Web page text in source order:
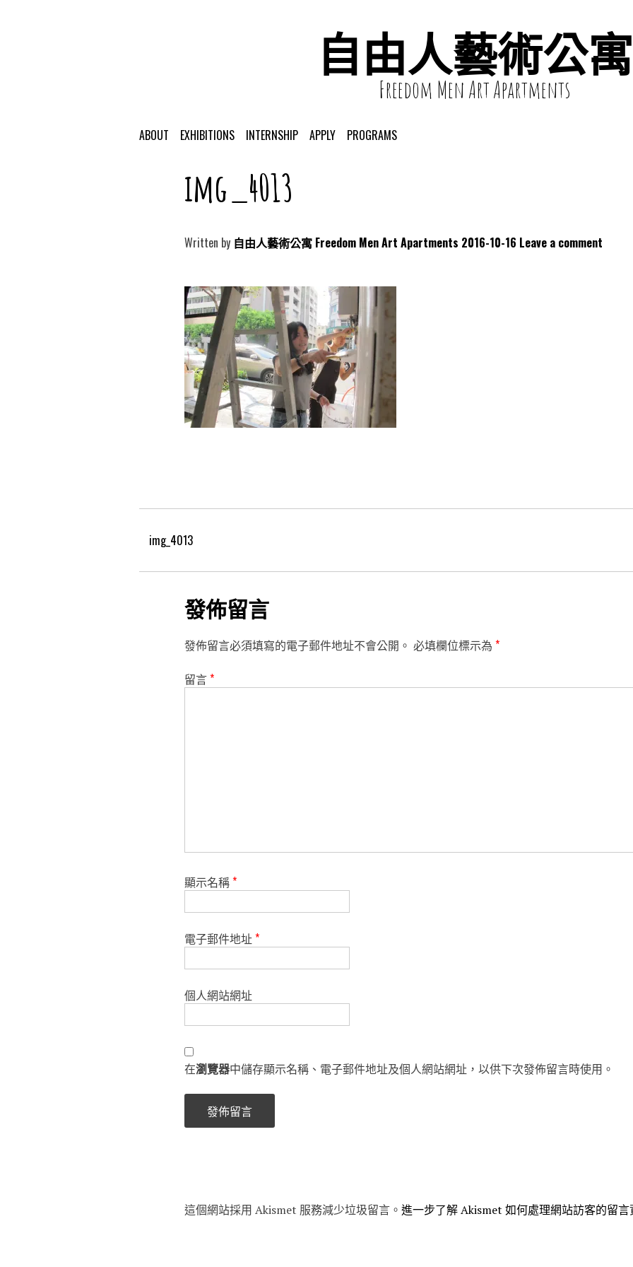
自由人藝術公寓
Freedom Men Art Apartments
ABOUT EXHIBITIONS INTERNSHIP APPLY PROGRAMS
img_4013
Written by 自由人藝術公寓 Freedom Men Art Apartments 2016-10-16 Leave a comment
img_4013
發佈留言
發佈留言必須填寫的電子郵件地址不會公開。 必填欄位標示為 *
留言*
顯示名稱*
電子郵件地址*
個人網站網址
在瀏覽器中儲存顯示名稱、電子郵件地址及個人網站網址，以供下次發佈留言時使用。
這個網站採用 Akismet 服務減少垃圾留言。 進一步了解 Akismet 如何處理網站訪客的留言